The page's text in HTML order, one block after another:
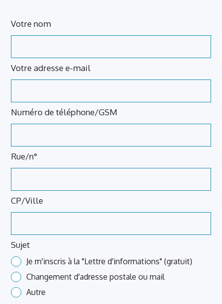
Leave
this
blank
Votre nom
Votre adresse e-mail
Numéro de téléphone/GSM
Rue/n°
CP/Ville
Sujet
Je m'inscris à la "Lettre d'informations" (gratuit)
Changement d'adresse postale ou mail
Autre